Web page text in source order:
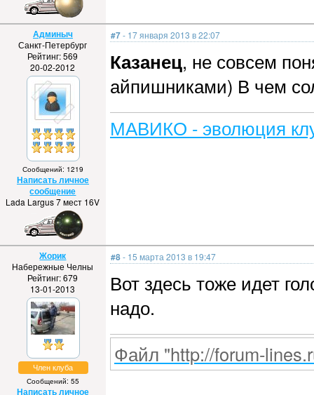
Админыч
Санкт-Петербург
Рейтинг: 569
20-02-2012
Сообщений: 1219
Написать личное
сообщение
Lada Largus 7 мест 16V
#7- 17 января 2013 в 22:07
Казанец, не совсем
айпишниками) В чем
МАВИКО - эволюция
Жорик
Набережные Челны
Рейтинг: 679
13-01-2013
Член клуба
Сообщений: 55
Написать личное
#8- 15 марта 2013 в 19:47
Вот здесь тоже идет
надо.
Файл "http://forum-